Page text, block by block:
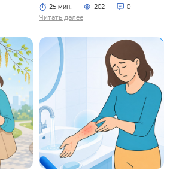
25 мин. 202 0
Читать далее